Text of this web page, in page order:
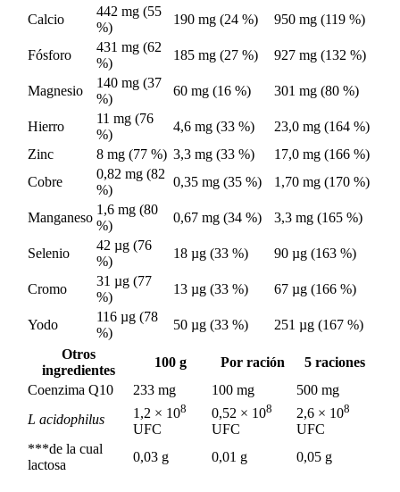
Calcio
442 mg (55
%)
190 mg (24 %) 950 mg (119 %)
Fósforo
431 mg (62
%)
185 mg (27 %) 927 mg (132 %)
Magnesio
140 mg (37
%)
60 mg (16 %) 301 mg (80 %)
Hierro
11 mg (76
%)
4,6 mg (33 %)
23,0 mg (164 %)
Zinc
8 mg (77 %) 3,3 mg (33 %)
17,0 mg (166 %)
Cobre
0,82 mg (82
%)
0,35 mg (35 %) 1,70 mg (170 %)
Manganeso
1,6 mg (80
%)
0,67 mg (34 %) 3,3 mg (165 %)
Selenio
42 µg (76
%)
18 µg (33 %) 90 µg (163 %)
Cromo
31 µg (77
%)
13 µg (33 %) 67 µg (166 %)
Yodo
116 µg (78
%)
50 µg (33 %)
251 µg (167 %)
Otros
ingredientes
100 g Por ración
5 raciones
Coenzima Q10
233 mg 100 mg
500 mg
L acidophilus
1,2 × 108
UFC
0,52 × 108
UFC
2,6 × 108
UFC
***de la cual
lactosa
0,03 g 0,01 g 0,05 g